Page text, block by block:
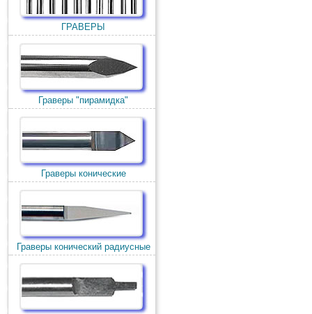
ГРАВЕРЫ
Граверы "пирамидка"
Граверы конические
Граверы конический радиусные